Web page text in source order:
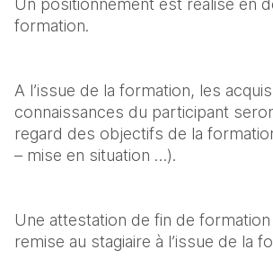
Un positionnement est réalisé en
formation.
A l’issue de la formation, les
connaissances du participant
regard des objectifs de la
– mise en situation …).
Une attestation de fin de
remise au stagiaire à l’issue de la